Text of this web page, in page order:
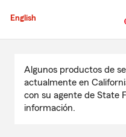
English
contenido
principal
Algunos productos de
actualmente en
con su agente de State
información.